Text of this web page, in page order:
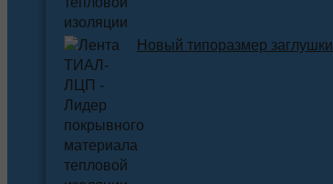
Новый типоразмер заглушки